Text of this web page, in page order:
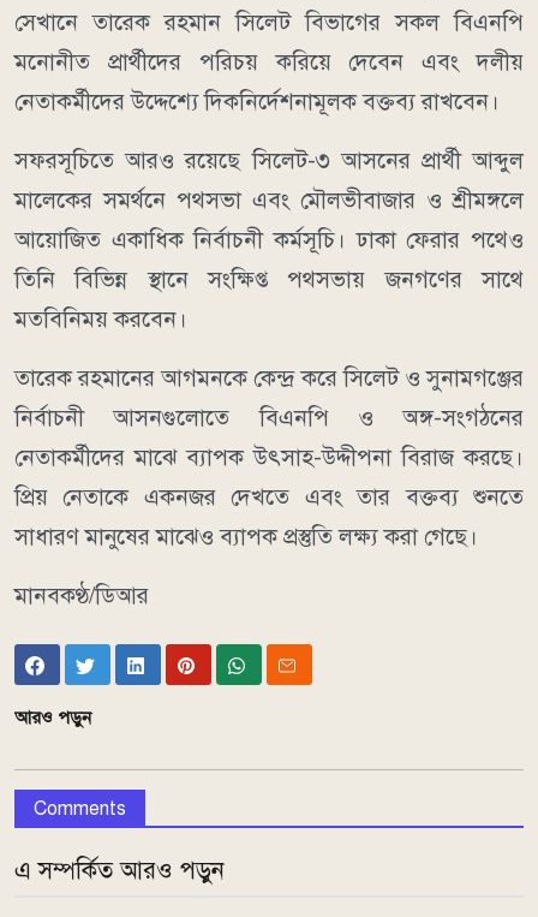
সেখানে তারেক রহমান সিলেট বিভাগের সকল বিএনপি
মনোনীত প্রার্থীদের পরিচয় করিয়ে দেবেন এবং দলীয়
নেতাকর্মীদের উদ্দেশ্যে দিকনির্দেশনামূলক বক্তব্য রাখবেন।
সফরসূচিতে আরও রয়েছে সিলেট-৩ আসনের প্রার্থী আব্দুল
মালেকের সমর্থনে পথসভা এবং মৌলভীবাজার ও শ্রীমঙ্গলে
আয়োজিত একাধিক নির্বাচনী কর্মসূচি। ঢাকা ফেরার পথেও
তিনি বিভিন্ন স্থানে সংক্ষিপ্ত পথসভায় জনগণের সাথে
মতবিনিময় করবেন।
তারেক রহমানের আগমনকে কেন্দ্র করে সিলেট ও সুনামগঞ্জের
নির্বাচনী আসনগুলোতে বিএনপি ও অঙ্গ-সংগঠনের
নেতাকর্মীদের মাঝে ব্যাপক উৎসাহ-উদ্দীপনা বিরাজ করছে।
প্রিয় নেতাকে একনজর দেখতে এবং তার বক্তব্য শুনতে
সাধারণ মানুষের মাঝেও ব্যাপক প্রস্তুতি লক্ষ্য করা গেছে।
মানবকণ্ঠ/ডিআর
আরও পড়ুন
Comments
এ সম্পর্কিত আরও পড়ুন